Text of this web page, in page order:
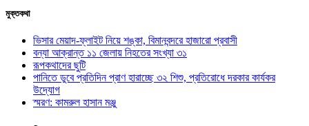
মুক্তকথা
ভিসার মেয়াদ-ফ্লাইট নিয়ে শঙ্কা, বিমানবন্দরে হাজারো প্রবাসী
বন্যা আক্রান্ত ১১ জেলায় নিহতের সংখ্যা ৩১
রূপকথাদের ছুটি
পানিতে ডুবে প্রতিদিন প্রাণ হারাচ্ছে ৩২ শিশু, প্রতিরোধে দরকার কার্যকর
উদ্যোগ
স্মরণ: কামরুল হাসান মঞ্জু